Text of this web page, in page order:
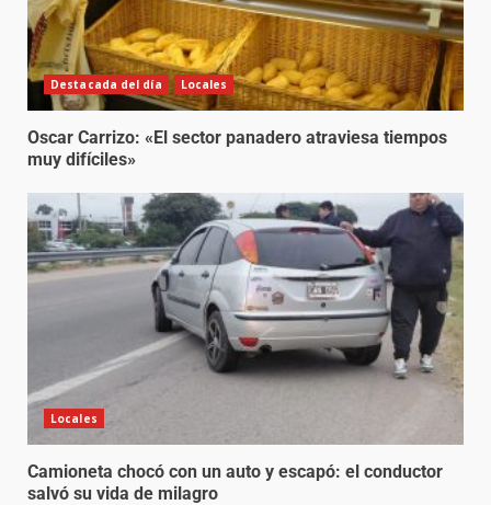
Destacada del día Locales
Oscar Carrizo: «El sector panadero atraviesa tiempos
muy difíciles»
Locales
Camioneta chocó con un auto y escapó: el conductor
salvó su vida de milagro